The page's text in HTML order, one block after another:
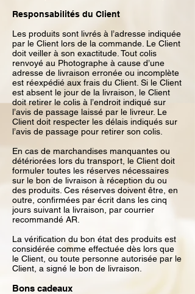
Responsabilités du Client
Les produits sont livrés à l’adresse indiquée
par le Client lors de la commande. Le Client
doit veiller à son exactitude. Tout colis
renvoyé au Photographe à cause d’une
adresse de livraison erronée ou incomplète
est réexpédié aux frais du Client. Si le Client
est absent le jour de la livraison, le Client
doit retirer le colis à l’endroit indiqué sur
l’avis de passage laissé par le livreur. Le
Client doit respecter les délais indiqués sur
l’avis de passage pour retirer son colis.
En cas de marchandises manquantes ou
détériorées lors du transport, le Client doit
formuler toutes les réserves nécessaires
sur le bon de livraison à réception du ou
des produits. Ces réserves doivent être, en
outre, confirmées par écrit dans les cinq
jours suivant la livraison, par courrier
recommandé AR.
La vérification du bon état des produits est
considérée comme effectuée dès lors que
le Client, ou toute personne autorisée par le
Client, a signé le bon de livraison.
Bons cadeaux